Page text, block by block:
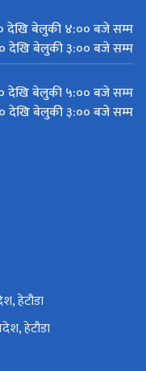
देखि बेलुकी ४:०० बजे सम्म
देखि बेलुकी ३:०० बजे सम्म
देखि बेलुकी ५:०० बजे सम्म
देखि बेलुकी ३:०० बजे सम्म
हेटौडा
हेटौडा